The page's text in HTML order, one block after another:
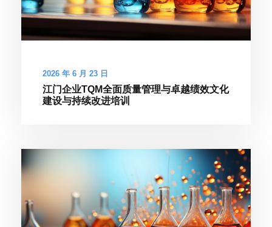
2026 年 6 月 23 日
江门企业TQM全面质量管理与卓越绩效文化
建设与持续改进培训